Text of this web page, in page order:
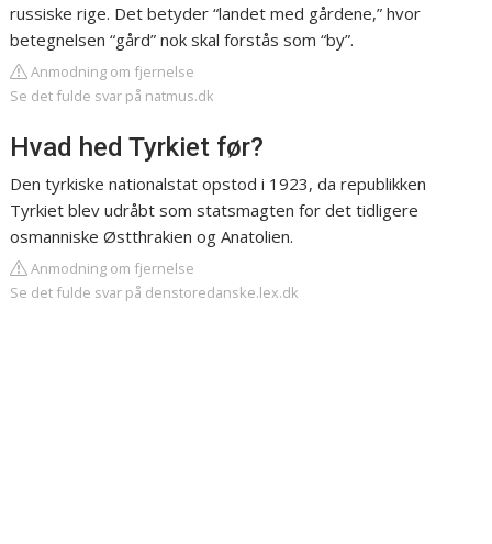
russiske rige. Det betyder “landet med gårdene,” hvor
betegnelsen “gård” nok skal forstås som “by”.
Anmodning om fjernelse
Se det fulde svar på natmus.dk
Hvad hed Tyrkiet før?
Den tyrkiske nationalstat opstod i 1923, da republikken
Tyrkiet blev udråbt som statsmagten for det tidligere
osmanniske Østthrakien og Anatolien.
Anmodning om fjernelse
Se det fulde svar på denstoredanske.lex.dk